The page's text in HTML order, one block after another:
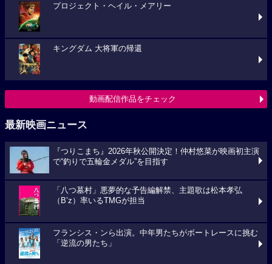
プロジェクト・ヘイル・メアリー
キングダム 大将軍の帰還
動画配信作品をチェック
最新映画ニュース
『つりこまち』2026年秋公開決定！仲村悠菜が映画初主演
で“釣りで五輪金メダル”を目指す
「八つ墓村」悪夢的な予告編解禁、主題歌は松本孝弘
（B’z）率いるTMGが担当
フランシス・ンら出演。中年男たちがボートレースに挑む
「逆流の男たち」